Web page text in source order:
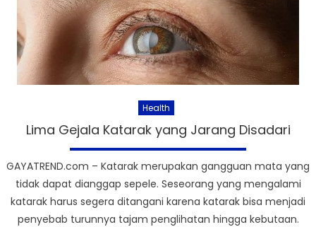
Health
Lima Gejala Katarak yang Jarang Disadari
GAYATREND.com – Katarak merupakan gangguan mata yang
tidak dapat dianggap sepele. Seseorang yang mengalami
katarak harus segera ditangani karena katarak bisa menjadi
penyebab turunnya tajam penglihatan hingga kebutaan.